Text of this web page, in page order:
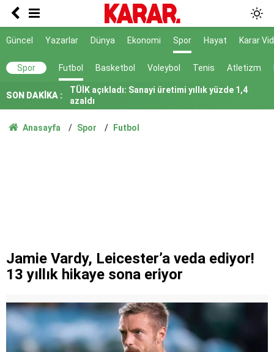
Güncel Yazarlar Dünya Ekonomi Spor Hayat Karar
Spor Futbol Basketbol Voleybol Tenis Atletizm
SON DAKİKA :
Emekli öğretmenin acı sonu
Yeniden Refah çekimser kaldı
azaldı
Avcılar’da denize giriş yasaklandı
YENİ Parti kapalı grup toplantısı yapacak
CHP’den istifa etti
Anasayfa Spor Futbol
Jamie Vardy, Leicester’a veda ediyor!
13 yıllık hikaye sona eriyor